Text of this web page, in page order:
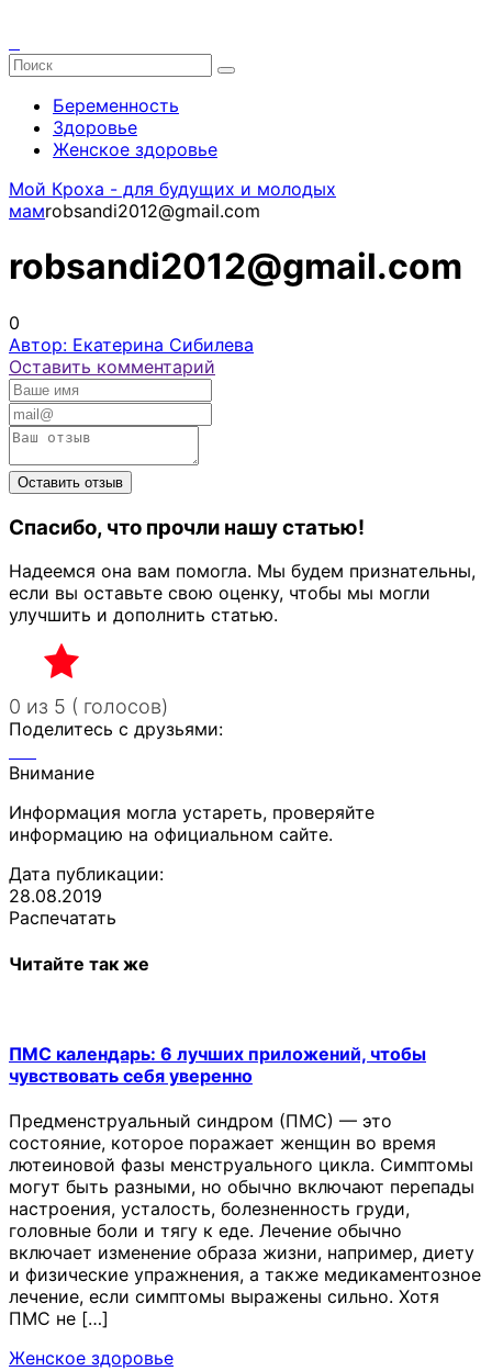
Беременность
Здоровье
Женское здоровье
Мой Кроха - для будущих и молодых
мамrobsandi2012@gmail.com
robsandi2012@gmail.com
0
Автор: Екатерина Сибилева
Оставить комментарий
Спасибо, что прочли нашу статью!
Надеемся она вам помогла. Мы будем признательны,
если вы оставьте свою оценку, чтобы мы могли
улучшить и дополнить статью.
0 из 5 ( голосов)
Поделитесь с друзьями:
Внимание
Информация могла устареть, проверяйте
информацию на официальном сайте.
Дата публикации:
28.08.2019
Распечатать
Читайте так же
ПМС календарь: 6 лучших приложений, чтобы
чувствовать себя уверенно
Предменструальный синдром (ПМС) — это
состояние, которое поражает женщин во время
лютеиновой фазы менструального цикла. Симптомы
могут быть разными, но обычно включают перепады
настроения, усталость, болезненность груди,
головные боли и тягу к еде. Лечение обычно
включает изменение образа жизни, например, диету
и физические упражнения, а также медикаментозное
лечение, если симптомы выражены сильно. Хотя
ПМС не […]
Женское здоровье